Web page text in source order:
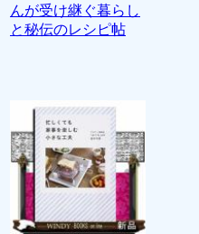
んが受け継ぐ暮らし
と秘伝のレシピ帖